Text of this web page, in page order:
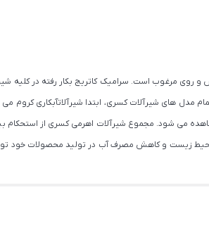
و روی مرغوب است. سرامیک کاتریج بکار رفته در
مدل های شیرآلات کسری، ابتدا شیرآلاتآبکاری
مشاهده می شود. مجموع شیرآلات اهرمی کسری از
زیست و کاهش مصرف آب در تولید محصولات خود